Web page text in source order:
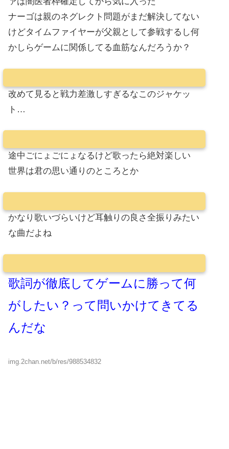
ナーゴは親のネグレクト問題がまだ解決してない
けどタイムファイヤーが父親として参戦するし何
かしらゲームに関係してる血筋なんだろうか？
改めて見ると戦力差激しすぎるなこのジャケッ
ト…
途中ごにょごにょなるけど歌ったら絶対楽しい
世界は君の思い通りのところとか
かなり歌いづらいけど耳触りの良さ全振りみたい
な曲だよね
歌詞が徹底してゲームに勝って何
がしたい？って問いかけてきてる
んだな
img.2chan.net/b/res/988534832